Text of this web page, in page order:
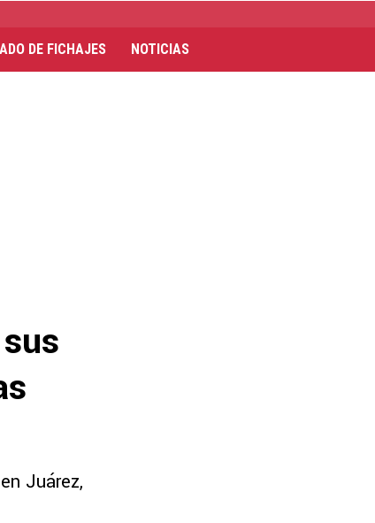
DE FICHAJES NOTICIAS
Juárez,